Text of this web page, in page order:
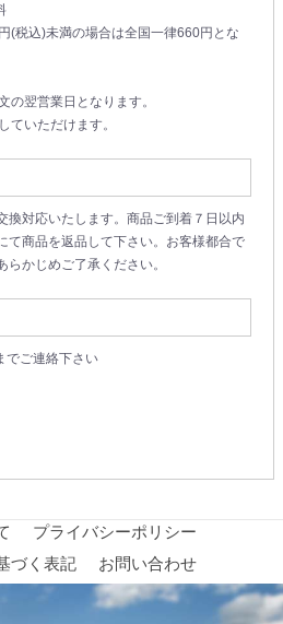
(税込)未満の場合は全国一律660円とな
の翌営業日となります。
ていただけます。
換対応いたします。商品ご到着７日以内
て商品を返品して下さい。お客様都合で
かじめご了承ください。
でご連絡下さい
プライバシーポリシー
づく表記
お問い合わせ